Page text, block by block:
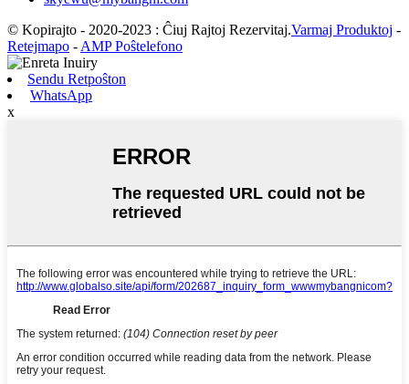
© Kopirajto - 2020-2023 : Ĉiuj Rajtoj Rezervitaj.Varmaj Produktoj -
Retejmapo - AMP Poŝtelefono
Sendu Retpoŝton
WhatsApp
x